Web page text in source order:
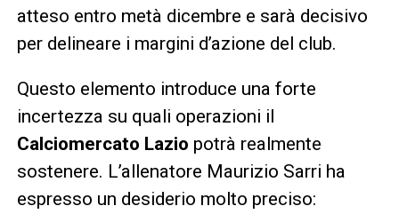
atteso entro metà dicembre e sarà decisivo
per delineare i margini d’azione del club.
Questo elemento introduce una forte
incertezza su quali operazioni il
Calciomercato Lazio potrà realmente
sostenere. L’allenatore Maurizio Sarri ha
espresso un desiderio molto preciso: